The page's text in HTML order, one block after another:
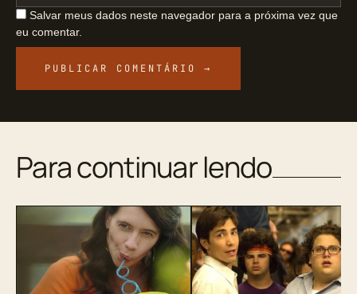
Salvar meus dados neste navegador para a próxima vez que
eu comentar.
Para continuar lendo